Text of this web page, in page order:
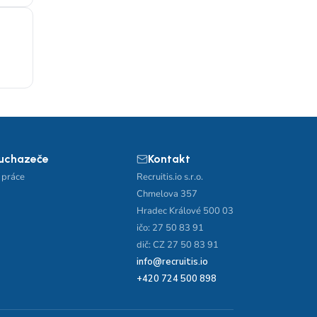
Kontakt
Recruitis.io s.r.o.
Chmelova 357
Hradec Králové 500 03
ičo: 27 50 83 91
dič: CZ 27 50 83 91
info@recruitis.io
+420 724 500 898